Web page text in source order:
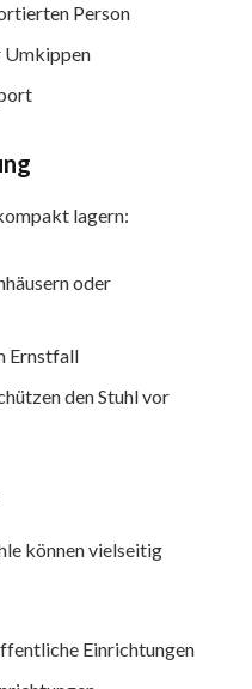
Person
Umkippen
lagern:
oder
Ernstfall
den Stuhl vor
können vielseitig
Einrichtungen